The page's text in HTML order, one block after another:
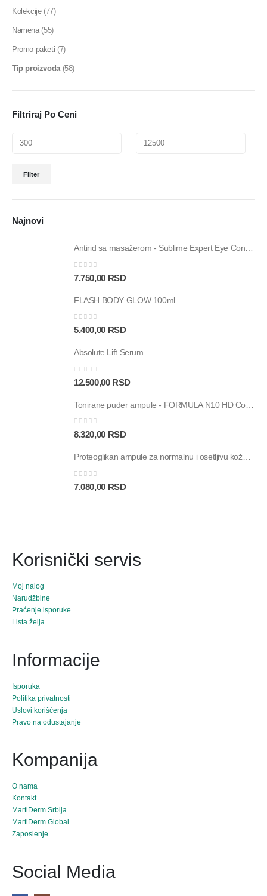
Kolekcije (77)
Namena (55)
Promo paketi (7)
Tip proizvoda (58)
Filtriraj Po Ceni
Filter
Najnovi
Antirid sa masažerom - Sublime Expert Eye Contour – 15ml
0out of 5
7.750,00 RSD
FLASH BODY GLOW 100ml
0out of 5
5.400,00 RSD
Absolute Lift Serum
0 out of 5
12.500,00 RSD
0out of 5
8.320,00 RSD
0out of 5
7.080,00 RSD
Korisnički servis
Moj nalog
Narudžbine
Praćenje isporuke
Lista želja
Informacije
Isporuka
Politika privatnosti
Uslovi korišćenja
Pravo na odustajanje
Kompanija
O nama
Kontakt
MartiDerm Srbija
MartiDerm Global
Zaposlenje
Social Media